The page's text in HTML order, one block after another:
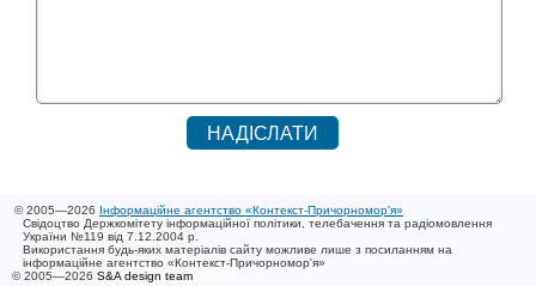
© 2005—2026 Інформаційне агентство «Контекст-Причорномор'я»
Свідоцтво Держкомітету інформаційної політики, телебачення та радіомовлення
України №119 від 7.12.2004 р.
Використання будь-яких матеріалів сайту можливе лише з посиланням на
інформаційне агентство «Контекст-Причорномор'я»
© 2005—2026 S&A design team